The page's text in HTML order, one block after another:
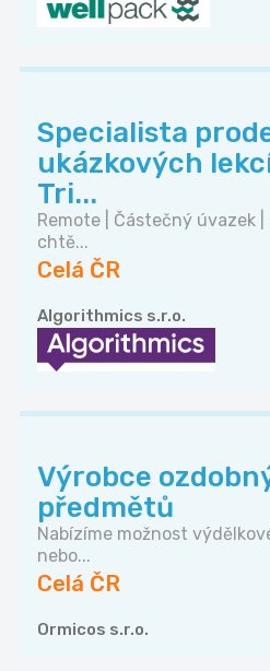
Specialista
ukázkových lekcí
Tri...
Remote | Částečný úvazek |
chtě...
Celá ČR
Algorithmics s.r.o.
Výrobce
předmětů
Nabízíme možnost
nebo...
Celá ČR
Ormicos s.r.o.